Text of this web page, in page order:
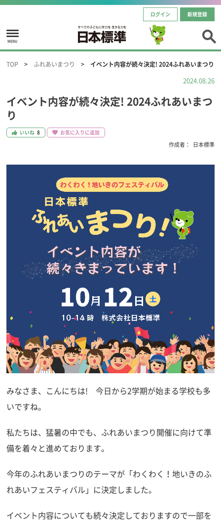
ログイン 新規登録
MENU
TOP ふれあいまつり イベント内容が続々決定! 2024ふれあいまつり
イベント内容が続々決定! 2024ふれあいまつ
り
2024.08.26
いいね 8 お気に入りに追加
作成者： 日本標準
みなさま、こんにちは! 今日から2学期が始まる学校も多
いですね。
私たちは、猛暑の中でも、ふれあいまつり開催に向けて準
備を着々と進めております。
今年のふれあいまつりのテーマが「わくわく！地いきのふ
れあいフェスティバル」に決定しました。
イベント内容についても続々決定しておりますので一部を